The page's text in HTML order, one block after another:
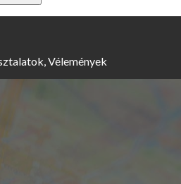
Vélemények